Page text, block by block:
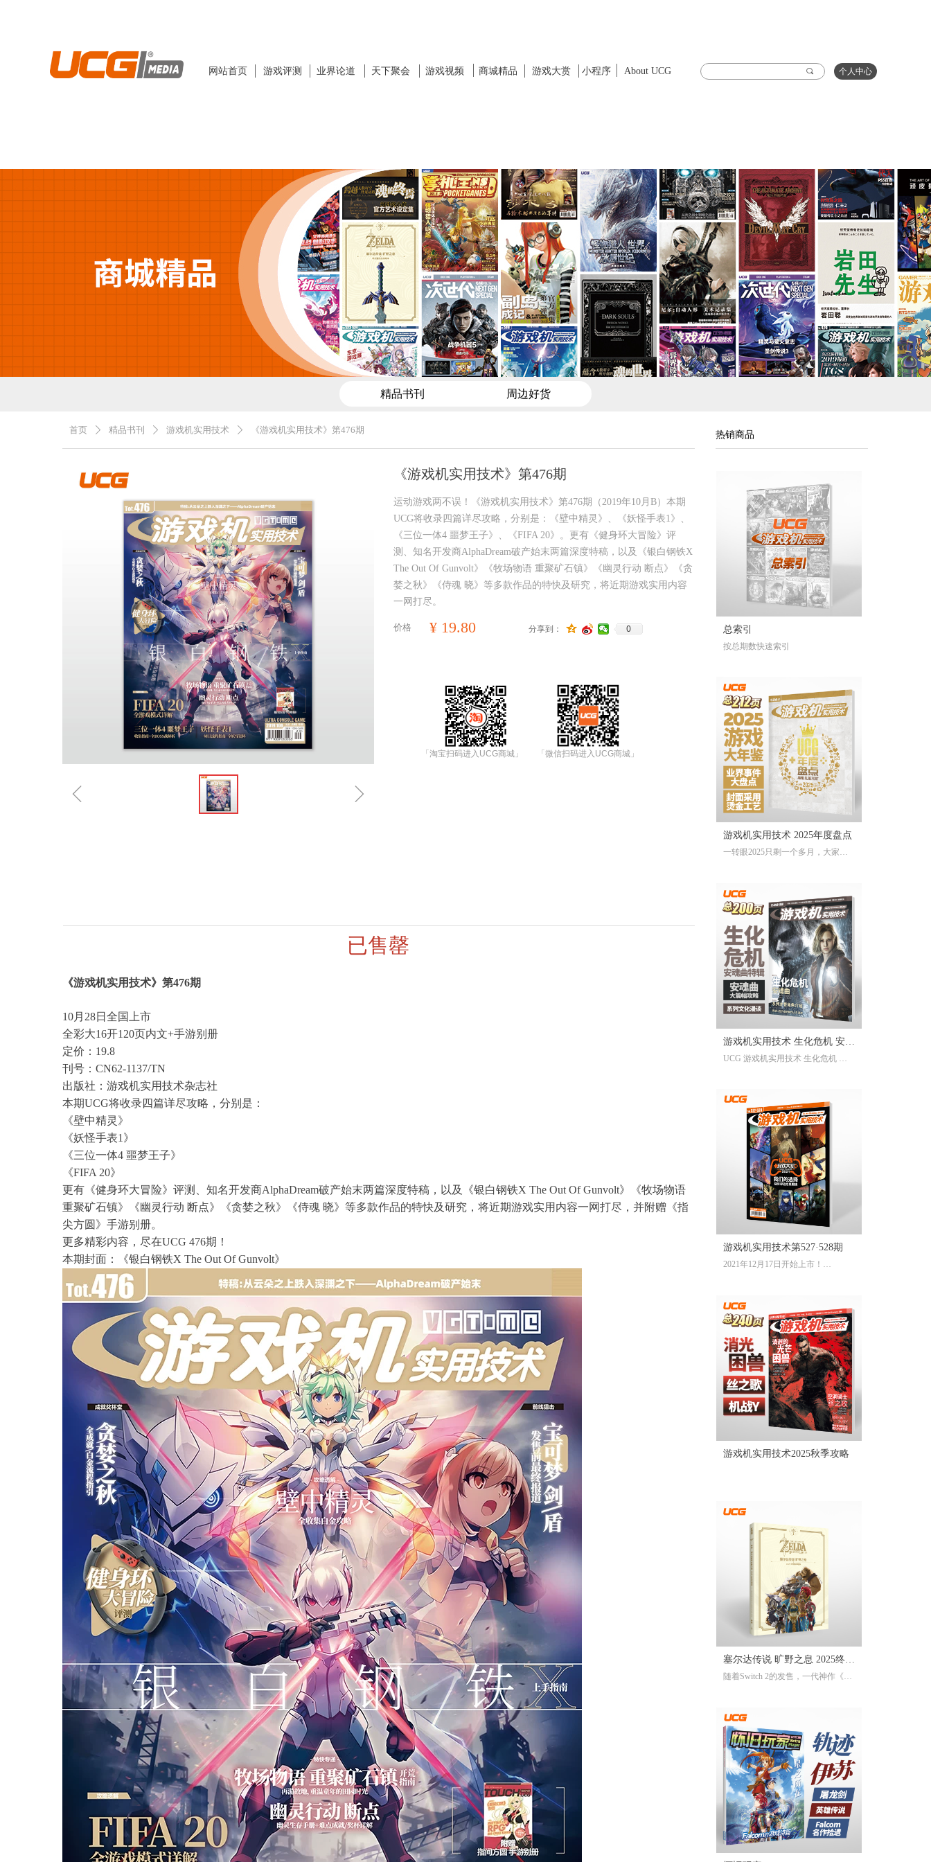
끠
网站首页 商城精品 游戏大赏
业界论道
游戏评测 天下聚会 游戏视频 小程序 About UCG 个人中心
首页 ꄲ 精品书刊 ꄲ 游戏机实用技术 ꄲ 《游戏机实用技术》第476期
ꁆ ꁇ
《游戏机实用技术》第476期
已售罄
《游戏机实用技术》第476期
10月28日全国上市
全彩大16开120页内文+手游别册
定价：19.8
刊号：CN62-1137/TN
出版社：游戏机实用技术杂志社
本期UCG将收录四篇详尽攻略，分别是：
《壁中精灵》
《妖怪手表1》
《三位一体4 噩梦王子》
《FIFA 20》
更有《健身环大冒险》评测、知名开发商AlphaDream破产始末两篇深度特稿，以及《银白钢铁X The Out Of Gunvolt》《牧场物语
重聚矿石镇》《幽灵行动 断点》《贪婪之秋》《侍魂 晓》等多款作品的特快及研究，将近期游戏实用内容一网打尽，并附赠《指
尖方圆》手游别册。
更多精彩内容，尽在UCG 476期！
本期封面：《银白钢铁X The Out Of Gunvolt》
价格 ¥ 19.80 分享到： 0
热销商品
「微信扫码进入UCG商城」
「淘宝扫码进入UCG商城」
运动游戏两不误！《游戏机实用技术》第476期（2019年10月B）本期
UCG将收录四篇详尽攻略，分别是：《壁中精灵》、《妖怪手表1》、
《三位一体4 噩梦王子》、《FIFA 20》。更有《健身环大冒险》评
测、知名开发商AlphaDream破产始末两篇深度特稿，以及《银白钢铁X
The Out Of Gunvolt》《牧场物语 重聚矿石镇》《幽灵行动 断点》《贪
婪之秋》《侍魂 晓》等多款作品的特快及研究，将近期游戏实用内容
一网打尽。
精品书刊 周边好货
总索引
按总期数快速索引
游戏机实用技术 2025年度盘点
一转眼2025只剩一个多月，大家对
前一亮的独立游戏、令人印象深刻
的游戏大事？不记得也不要紧，
《游戏机实用技术 2025年度盘点》
已经帮你全部整合完毕。2025年度
的游戏资讯，看这一本就足够。
继承自UCG每年的年度特辑及合
刊，我们最经典的游戏大年鉴、游
戏大盘点栏目依然在线；年年有今
日岁岁有今朝，UCG小编们心目中
以聚众锐评环节，想要来围观吐槽
的朋友们也请绝对不要放过。此
多打赢复活赛的攻略栏目“实用至上
主义”——最全面的游戏盘点，最详
尽的年鉴资料，更有小而美周边随
限定版档位一起赠送，收藏价值妥
游戏机实用技术 生化危机 安魂
曲特辑
UCG 游戏机实用技术 生化危机 安
游戏机实用技术第527·528期
2021年12月17日开始上市！
游戏机实用技术2025秋季攻略
塞尔达传说 旷野之息 2025终极
攻略本
随着Switch 2的发售，一代神作《旷
受好评的完全攻略本基础上，增加
了16页全新内容，总页数达到了316
页。新增内容包括NS2版详解、ZEL
DA NOTES指南，以及新增的125个
塞尔达声之记忆的收集地图及其内
容！